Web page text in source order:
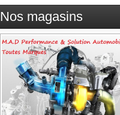
Nos magasins